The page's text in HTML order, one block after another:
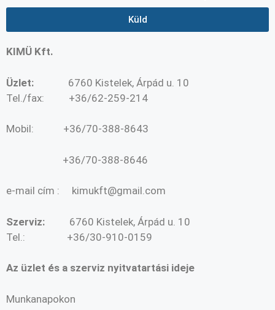
Küld
KIMÜ Kft.
Üzlet:
6760 Kistelek, Árpád u. 10
Tel./fax: +36/62-259-214
Mobil: +36/70-388-8643
+36/70-388-8646
e-mail cím : kimukft@gmail.com
Szerviz: 6760 Kistelek, Árpád u. 10
Tel.: +36/30-910-0159
Az üzlet és a szerviz nyitvatartási ideje
Munkanapokon